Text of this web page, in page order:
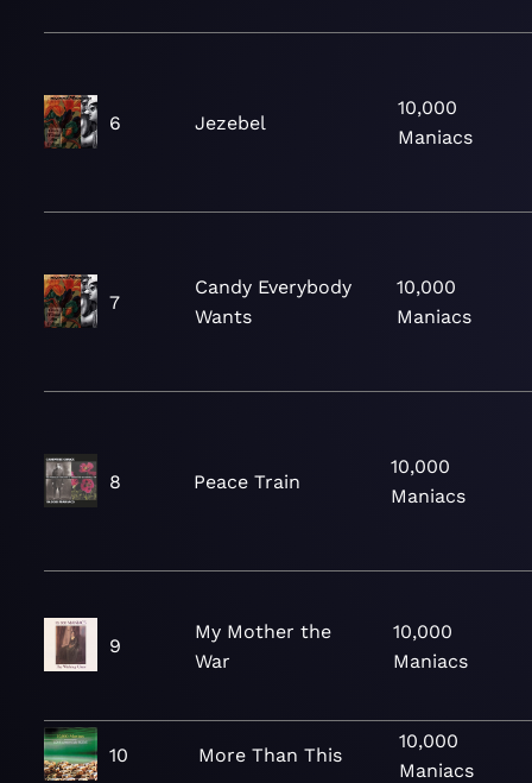
6 Jezebel
10,000
Maniacs
7
Candy Everybody
Wants
10,000
Maniacs
8 Peace Train
10,000
Maniacs
9
My Mother the
War
10,000
Maniacs
10 More Than This
10,000
Maniacs